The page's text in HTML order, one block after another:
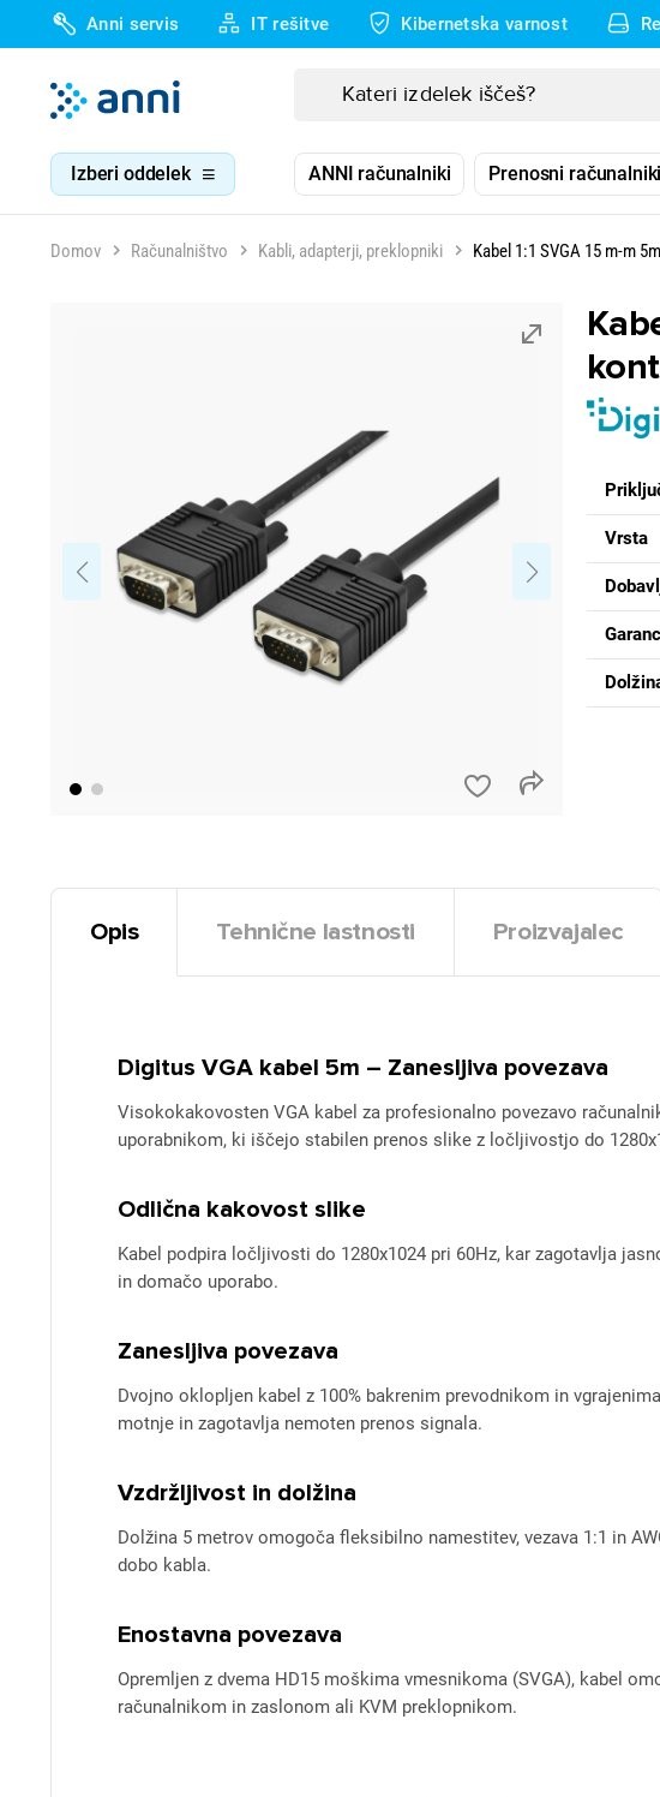
Anni servis IT rešitve Kibernetska varnost
Izberi oddelek ANNI računalniki Prenosni računalniki
Domov Računalništvo Kabli, adapterji, preklopniki Kabel 1:1 SVGA 15 m-m
Vrsta
Opis Tehnične lastnosti Proizvajalec
Digitus VGA kabel 5m – Zanesljiva povezava
Visokokakovosten VGA kabel za profesionalno povezavo
uporabnikom, ki iščejo stabilen prenos slike z ločljivostjo do
Odlična kakovost slike
Kabel podpira ločljivosti do 1280x1024 pri 60Hz, kar zagotavlja
in domačo uporabo.
Zanesljiva povezava
Dvojno oklopljen kabel z 100% bakrenim prevodnikom in
motnje in zagotavlja nemoten prenos signala.
Vzdržljivost in dolžina
Dolžina 5 metrov omogoča fleksibilno namestitev, vezava 1:1 in
dobo kabla.
Enostavna povezava
Opremljen z dvema HD15 moškima vmesnikoma (SVGA), kabel
računalnikom in zaslonom ali KVM preklopnikom.